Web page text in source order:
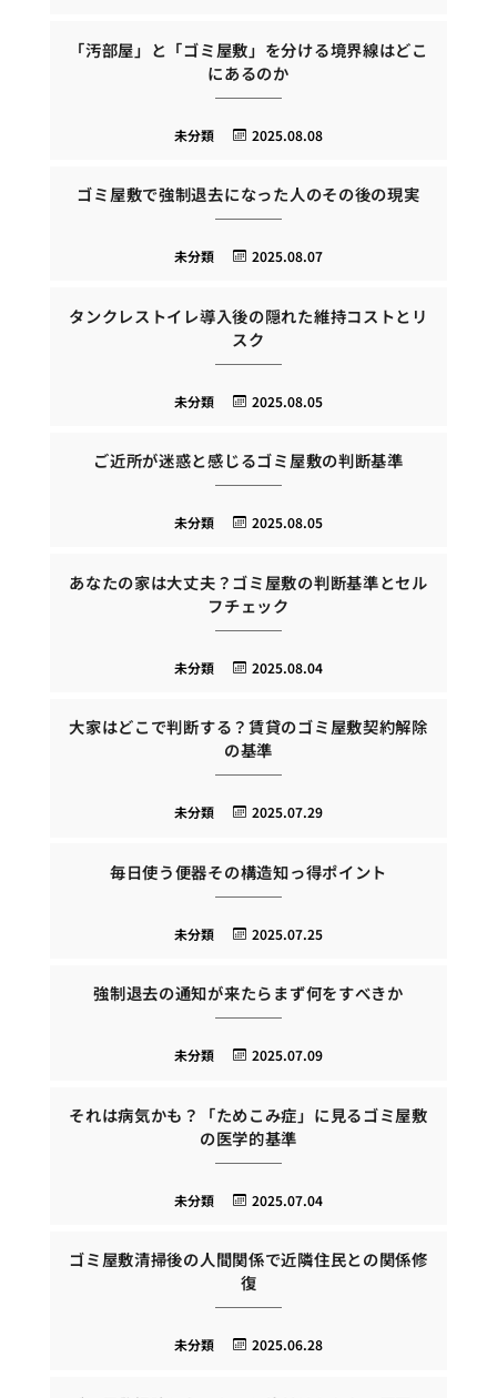
「汚部屋」と「ゴミ屋敷」を分ける境界線はどこ
にあるのか
2025.08.08
未分類
ゴミ屋敷で強制退去になった人のその後の現実
2025.08.07
未分類
タンクレストイレ導入後の隠れた維持コストとリ
スク
2025.08.05
未分類
ご近所が迷惑と感じるゴミ屋敷の判断基準
2025.08.05
未分類
あなたの家は大丈夫？ゴミ屋敷の判断基準とセル
フチェック
2025.08.04
未分類
大家はどこで判断する？賃貸のゴミ屋敷契約解除
の基準
2025.07.29
未分類
毎日使う便器その構造知っ得ポイント
2025.07.25
未分類
強制退去の通知が来たらまず何をすべきか
2025.07.09
未分類
それは病気かも？「ためこみ症」に見るゴミ屋敷
の医学的基準
2025.07.04
未分類
ゴミ屋敷清掃後の人間関係で近隣住民との関係修
復
2025.06.28
未分類